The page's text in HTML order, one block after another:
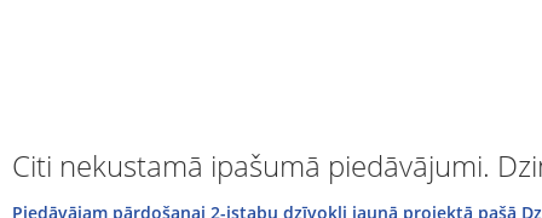
Citi nekustamā ipašumā piedāvājumi.
Piedāvājam pārdošanai 2-istabu dzīvokli jaunā projektā pašā